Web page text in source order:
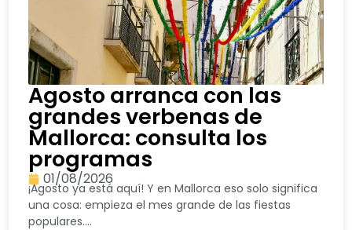
Agosto arranca con las
grandes verbenas de
Mallorca: consulta los
programas
01/08/2026
¡Agosto ya está aquí! Y en Mallorca eso solo significa
una cosa: empieza el mes grande de las fiestas
populares....